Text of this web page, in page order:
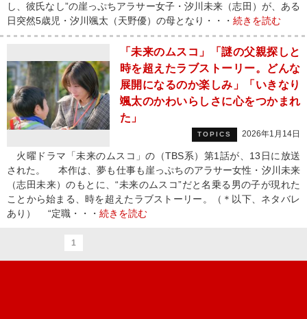
し、彼氏なし”の崖っぷちアラサー女子・汐川未来（志田）が、ある
日突然5歳児・汐川颯太（天野優）の母となり・・・ 続きを読む
「未来のムスコ」「謎の父親探しと
時を超えたラブストーリー。どんな
展開になるのか楽しみ」「いきなり
颯太のかわいらしさに心をつかまれ
た」
TOPICS 2026年1月14日
火曜ドラマ「未来のムスコ」の（TBS系）第1話が、13日に放送
された。 本作は、夢も仕事も崖っぷちのアラサー女性・汐川未来
（志田未来）のもとに、“未来のムスコ”だと名乗る男の子が現れた
ことから始まる、時を超えたラブストーリー。（＊以下、ネタバレ
あり） “定職・・・ 続きを読む
1